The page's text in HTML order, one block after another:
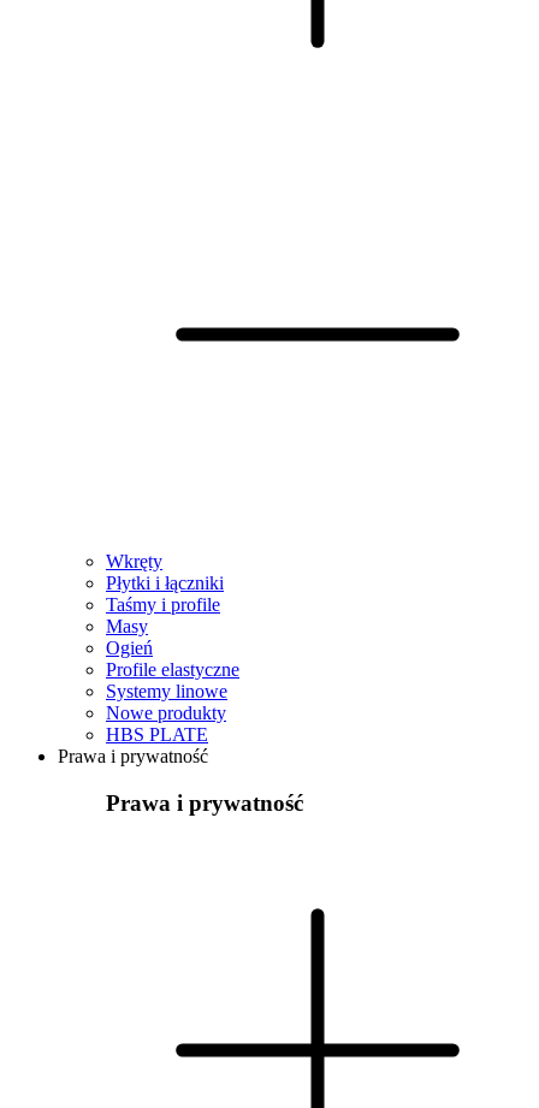
Wkręty
Płytki i łączniki
Taśmy i profile
Masy
Ogień
Profile elastyczne
Systemy linowe
Nowe produkty
HBS PLATE
Prawa i prywatność
Prawa i prywatność